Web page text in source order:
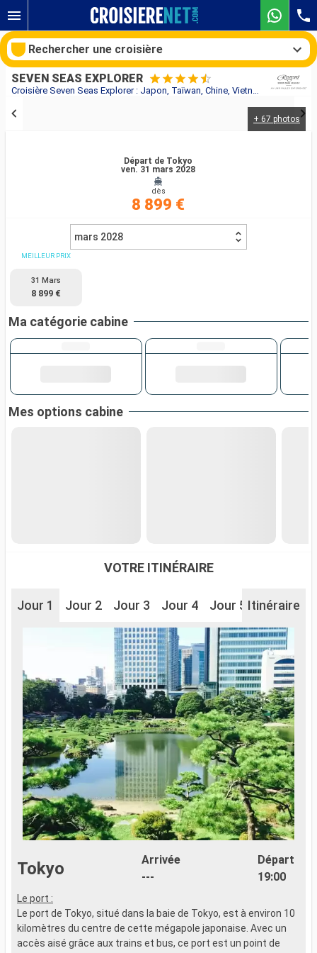
Croisière Seven Seas Explorer : Japon, Taïwan, Chine, Vietnam, Thaïlande, Singapour au départ de Tokyo
SEVEN SEAS EXPLORER
+ 67 photos
Départ de Tokyo
ven. 31 mars 2028
dès
8 899 €
mars 2028
MEILLEUR PRIX
31 Mars
8 899 €
Ma catégorie cabine
Mes options cabine
VOTRE ITINÉRAIRE
Jour 1 Jour 2 Jour 3 Jour 4 Jour 5 Jour 6
Itinéraire
Tokyo
Arrivée
---
Départ
19:00
Le port :
Le port de Tokyo, situé dans la baie de Tokyo, est à environ 10
kilomètres du centre de cette mégapole japonaise. Avec un
accès aisé grâce aux trains et bus, ce port est un point de
Rechercher une croisière
Rechercher